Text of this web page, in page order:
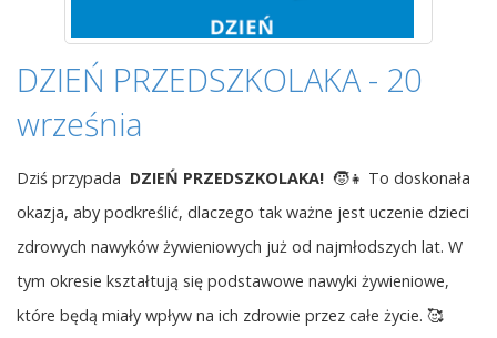
DZIEŃ PRZEDSZKOLAKA - 20
września
Dziś przypada DZIEŃ PRZEDSZKOLAKA! 🧒👧 To doskonała
okazja, aby podkreślić, dlaczego tak ważne jest uczenie dzieci
zdrowych nawyków żywieniowych już od najmłodszych lat. W
tym okresie kształtują się podstawowe nawyki żywieniowe,
które będą miały wpływ na ich zdrowie przez całe życie. 🥰